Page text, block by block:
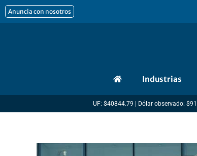
al
Anuncia con nosotros
Industrias
UF: $40844.79 | Dólar observado: